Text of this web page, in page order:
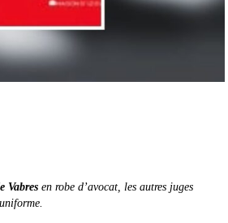
Vabres en robe d’avocat, les autres juges